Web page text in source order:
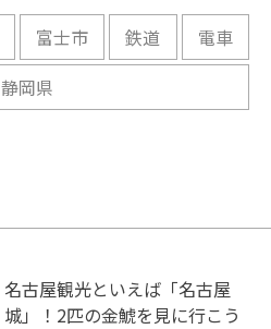
富士市 鉄道
電車
静岡県
名古屋観光といえば「名古屋
城」！2匹の金鯱を見に行こう